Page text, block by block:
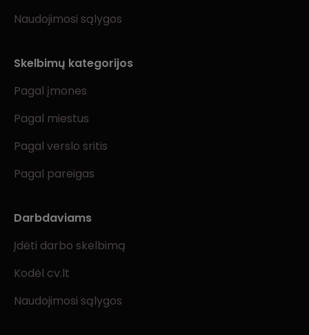
Naudojimosi sąlygos
Skelbimų kategorijos
Pagal įmones
Pagal miestus
Pagal verslo sritis
Pagal pareigas
Darbdaviams
Įdėti darbo skelbimą
Kodėl cv.lt
Naudojimosi sąlygos